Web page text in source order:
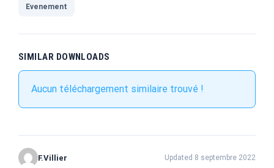
Evenement
SIMILAR DOWNLOADS
Aucun téléchargement similaire trouvé !
F.Villier Updated 8 septembre 2022